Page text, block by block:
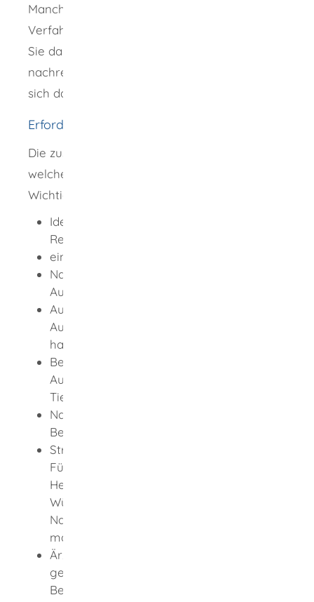
Manchmal fehlen noch Unterlagen im
Verfahren. Die zuständige Stelle informiert
Sie dann, bis wann Sie die Unterlagen
nachreichen müssen. Das Verfahren kann
sich dadurch verlängern.
Erforderliche Unterlagen
Die zuständige Stelle informiert darüber,
welche Unterlagen Sie einreichen müssen.
Wichtige Unterlagen sind oft:
Identitätsnachweis (Personalausweis oder
Reisepass in amtlich beglaubigter Kopie)
eine Kopie Ihres Ausbildungsnachweises
Nachweise über die Inhalte Ihrer
Ausbildung:
Aufstellung der Studienfächer und
Ausbildungsstunden, die Sie absolviert
haben
Bescheinigung, dass Sie in Ihrem
Ausbildungsstaat als Tierarzt oder
Tierärztin arbeiten dürfen
Nachweise über Ihre relevante
Berufspraxis als Tierarzt oder Tierärztin
Strafregisterauszug oder
Führungszeugnis aus Ihrem
Herkunftsstaat als Nachweis Ihrer
Würdigkeit und Zuverlässigkeit (Dieser
Nachweis darf bei Antragstellung
maximal 3 Monate alt sein.)
Ärztliche Bescheinigung Ihrer
gesundheitlichen Eignung (Diese
Bescheinigung darf bei Antragstellung